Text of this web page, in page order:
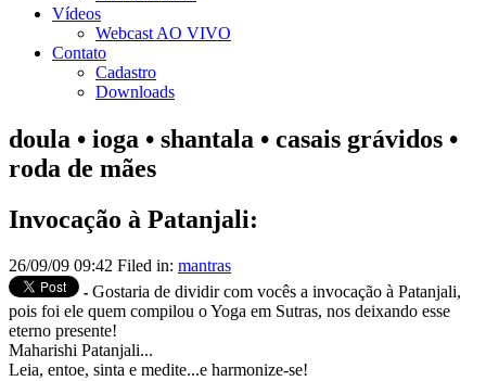
Vídeos
Webcast AO VIVO
Contato
Cadastro
Downloads
doula • ioga • shantala • casais grávidos •
roda de mães
Invocação à Patanjali:
26/09/09 09:42 Filed in: mantras
- Gostaria de dividir com vocês a invocação à Patanjali,
pois foi ele quem compilou o Yoga em Sutras, nos deixando esse
eterno presente!
Maharishi Patanjali...
Leia, entoe, sinta e medite...e harmonize-se!